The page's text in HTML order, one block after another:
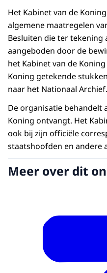
Het Kabinet van de
algemene maatregelen
Besluiten die ter tekening
aangeboden door de
het Kabinet van de
Koning getekende
naar het Nationaal Archief.
De organisatie behandelt
Koning ontvangt. Het
ook bij zijn officiële
staatshoofden en andere
Meer over dit